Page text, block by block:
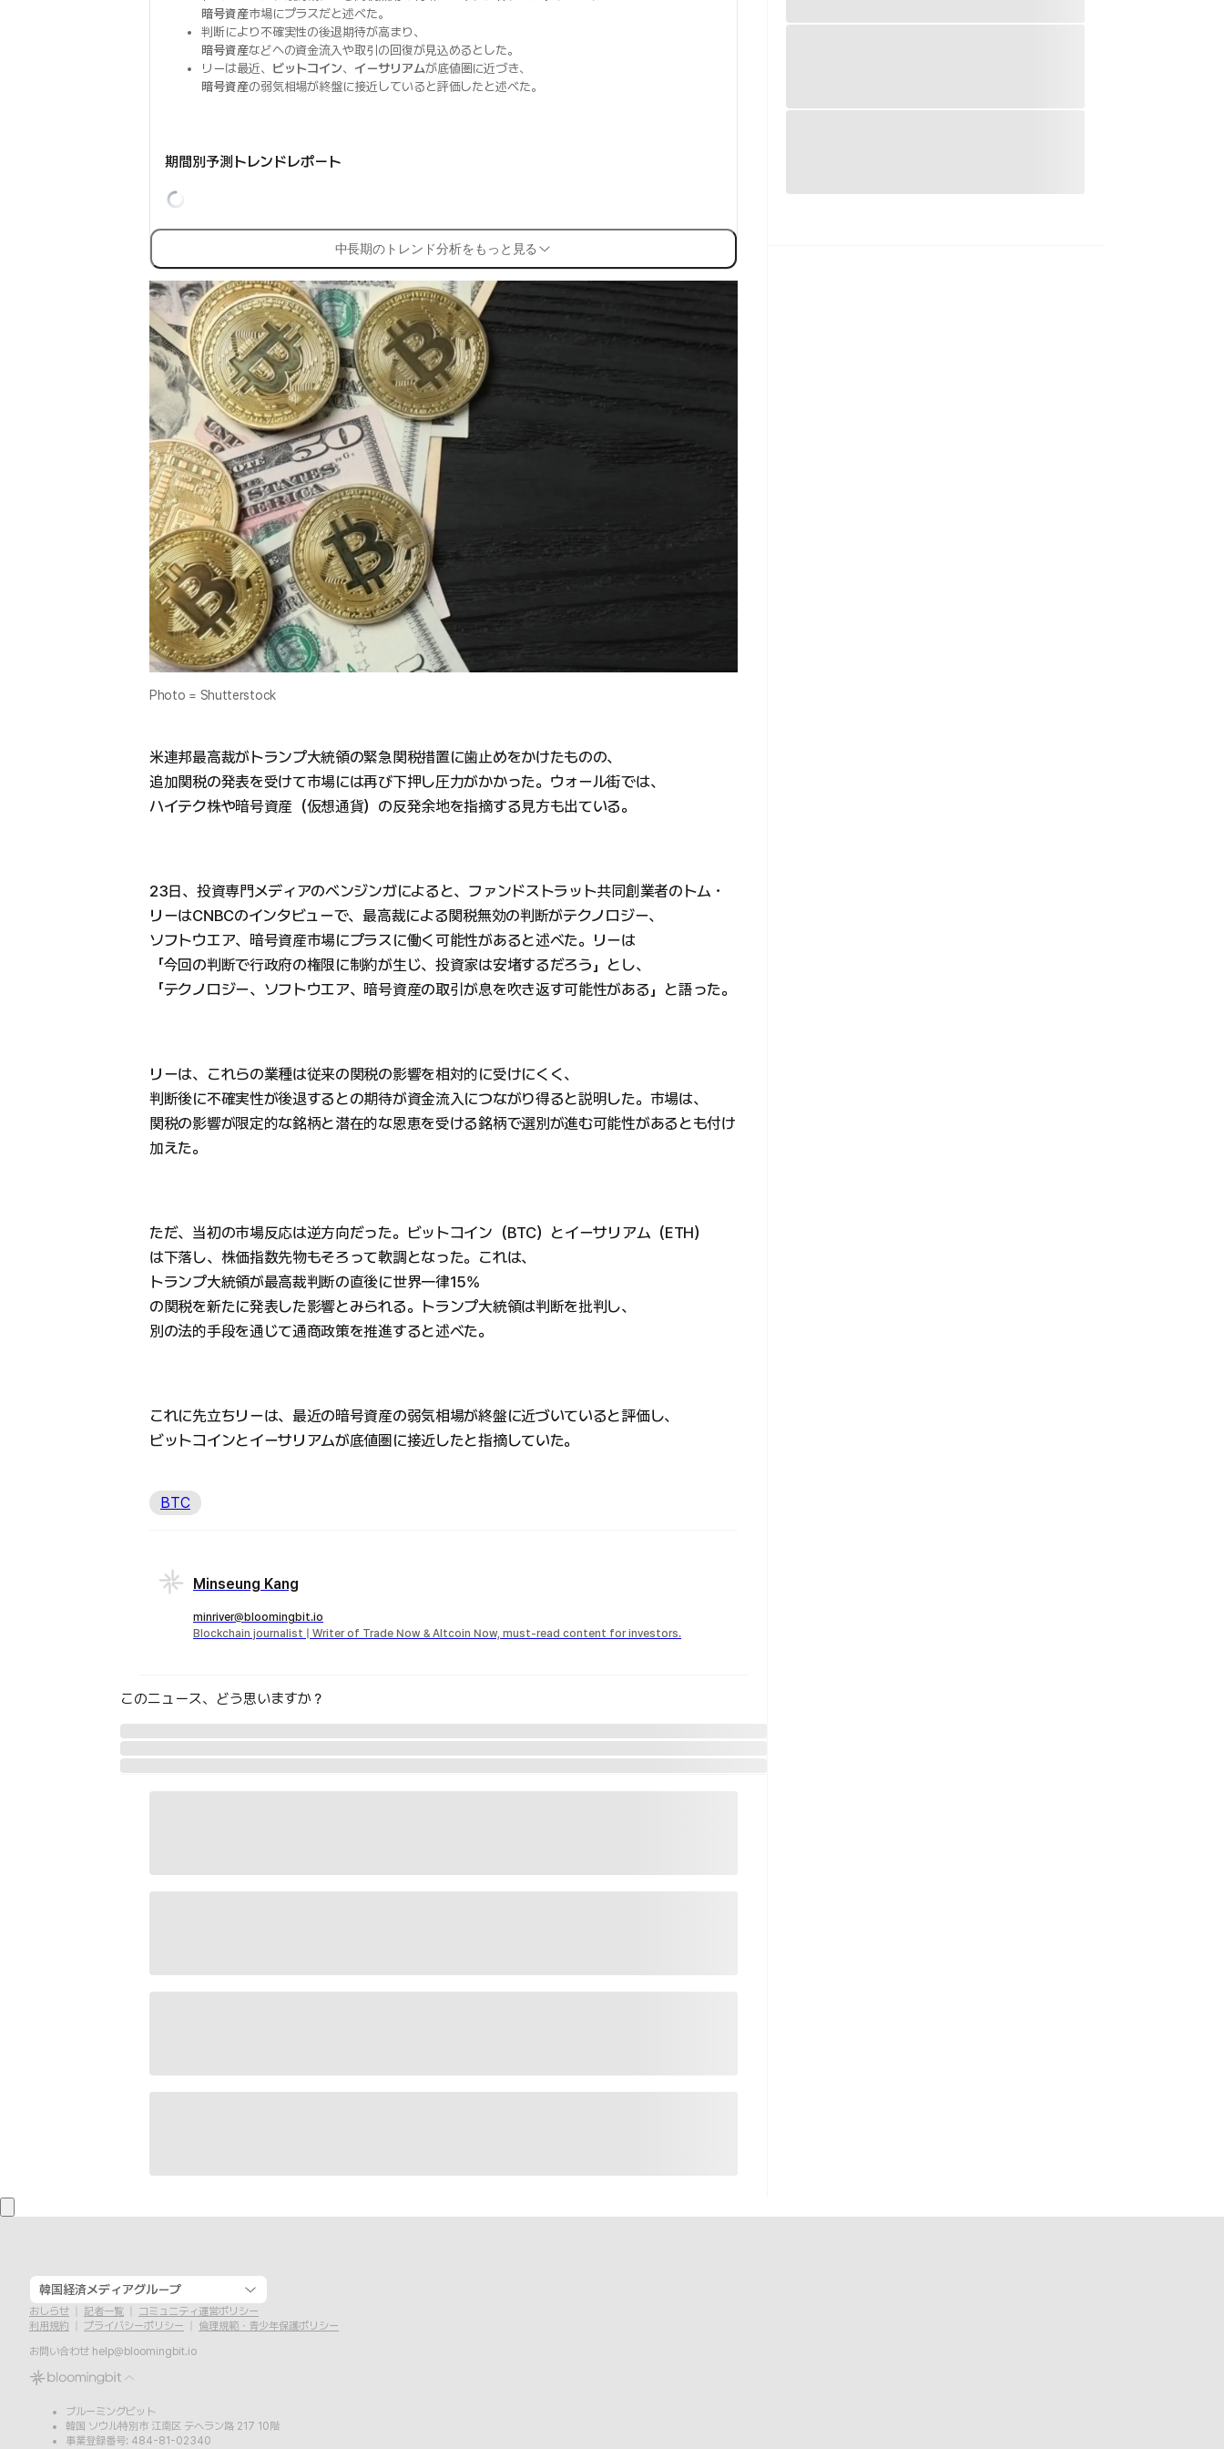
暗号資産市場にプラスだと述べた。
判断により不確実性の後退期待が高まり、
暗号資産などへの資金流入や取引の回復が見込めるとした。
リーは最近、 ビットコイン、 イーサリアムが底値圏に近づき、
暗号資産の弱気相場が終盤に接近していると評価したと述べた。
期間別予測トレンドレポート
中長期のトレンド分析をもっと見る
Photo = Shutterstock
米連邦最高裁がトランプ大統領の緊急関税措置に歯止めをかけたものの、
追加関税の発表を受けて市場には再び下押し圧力がかかった。ウォール街では、
ハイテク株や暗号資産（仮想通貨）の反発余地を指摘する見方も出ている。
23日、投資専門メディアのベンジンガによると、ファンドストラット共同創業者のトム・
リーはCNBCのインタビューで、最高裁による関税無効の判断がテクノロジー、
ソフトウエア、暗号資産市場にプラスに働く可能性があると述べた。リーは
「今回の判断で行政府の権限に制約が生じ、投資家は安堵するだろう」とし、
「テクノロジー、ソフトウエア、暗号資産の取引が息を吹き返す可能性がある」と語った。
リーは、これらの業種は従来の関税の影響を相対的に受けにくく、
判断後に不確実性が後退するとの期待が資金流入につながり得ると説明した。市場は、
関税の影響が限定的な銘柄と潜在的な恩恵を受ける銘柄で選別が進む可能性があるとも付け
加えた。
ただ、当初の市場反応は逆方向だった。ビットコイン（BTC）とイーサリアム（ETH）
は下落し、株価指数先物もそろって軟調となった。これは、
トランプ大統領が最高裁判断の直後に世界一律15%
の関税を新たに発表した影響とみられる。トランプ大統領は判断を批判し、
別の法的手段を通じて通商政策を推進すると述べた。
これに先立ちリーは、最近の暗号資産の弱気相場が終盤に近づいていると評価し、
ビットコインとイーサリアムが底値圏に接近したと指摘していた。
BTC
Minseung Kang
minriver@bloomingbit.io
Blockchain journalist | Writer of Trade Now & Altcoin Now, must-read content for investors.
このニュース、どう思いますか？
韓国経済メディアグループ
おしらせ 記者一覧
コミュニティ運営ポリシー
利用規約
プライバシーポリシー
倫理規範・青少年保護ポリシー
お問い合わせ help@bloomingbit.io
ブルーミングビット
韓国 ソウル特別市 江南区 テヘラン路 217 10階
事業登録番号: 484-81-02340